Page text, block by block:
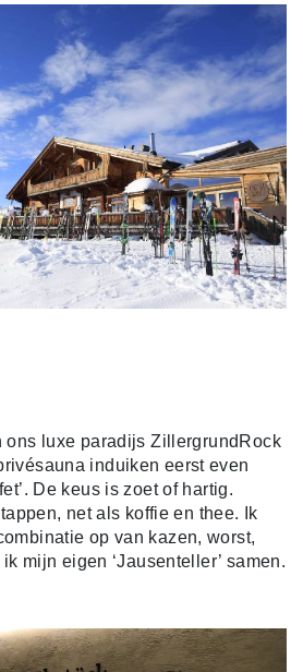
ons luxe paradijs ZillergrundRock
induiken eerst even
De keus is zoet of hartig.
net als koffie en thee. Ik
op van kazen, worst,
mijn eigen ‘Jausenteller’ samen.